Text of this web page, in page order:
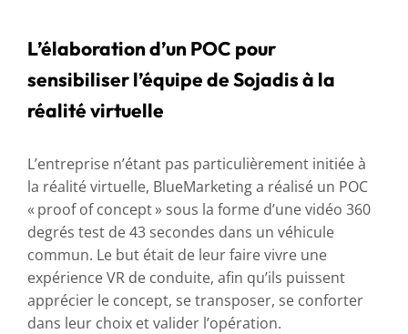
L’élaboration d’un POC pour
sensibiliser l’équipe de Sojadis à la
réalité virtuelle
L’entreprise n’étant pas particulièrement initiée à
la réalité virtuelle, BlueMarketing a réalisé un POC
« proof of concept » sous la forme d’une vidéo 360
degrés test de 43 secondes dans un véhicule
commun. Le but était de leur faire vivre une
expérience VR de conduite, afin qu’ils puissent
apprécier le concept, se transposer, se conforter
dans leur choix et valider l’opération.